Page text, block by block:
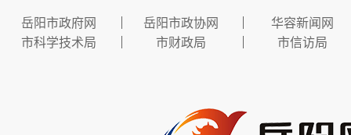
岳阳市政府网 岳阳市政协网
华容新闻网
市科学技术局
市财政局 市信访局